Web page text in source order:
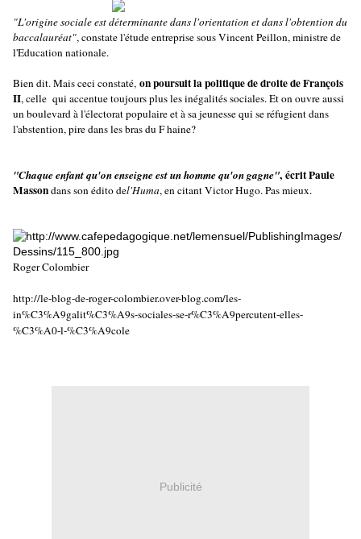
"L'origine sociale est déterminante dans l'orientation et dans l'obtention du
baccalauréat", constate l'étude entreprise sous Vincent Peillon, ministre de
l'Education nationale.
Bien dit. Mais ceci constaté, on poursuit la politique de droite de François
II, celle qui accentue toujours plus les inégalités sociales. Et on ouvre aussi
un boulevard à l'électorat populaire et à sa jeunesse qui se réfugient dans
l'abstention, pire dans les bras du F haine?
"Chaque enfant qu'on enseigne est un homme qu'on gagne", écrit Paule
Massondans son édito del'Huma, en citant Victor Hugo. Pas mieux.
Roger Colombier
http://le-blog-de-roger-colombier.over-blog.com/les-
in%C3%A9galit%C3%A9s-sociales-se-r%C3%A9percutent-elles-
%C3%A0-l-%C3%A9cole
Publicité